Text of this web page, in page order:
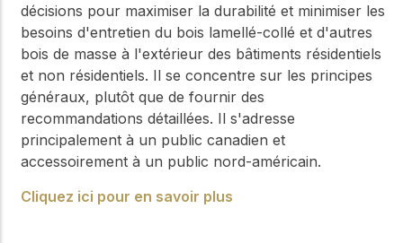
décisions pour maximiser la durabilité et minimiser les
besoins d'entretien du bois lamellé-collé et d'autres
bois de masse à l'extérieur des bâtiments résidentiels
et non résidentiels. Il se concentre sur les principes
généraux, plutôt que de fournir des
recommandations détaillées. Il s'adresse
principalement à un public canadien et
accessoirement à un public nord-américain.
Cliquez ici pour en savoir plus